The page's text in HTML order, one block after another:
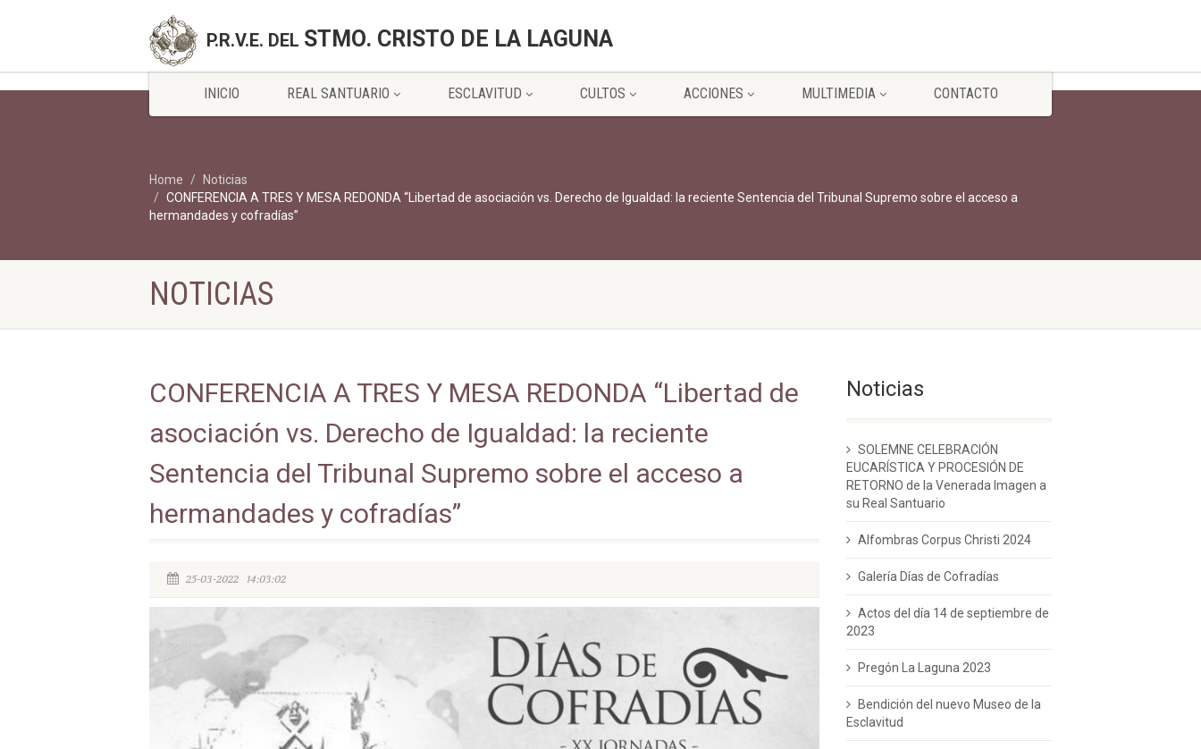
P.R.V.E. DEL STMO. CRISTO DE LA LAGUNA
INICIO REAL SANTUARIO ESCLAVITUD CULTOS ACCIONES MULTIMEDIA CONTACTO
Home
Noticias
CONFERENCIA A TRES Y MESA REDONDA “Libertad de asociación vs. Derecho de Igualdad: la reciente Sentencia del Tribunal Supremo sobre el acceso a
hermandades y cofradías”
NOTICIAS
CONFERENCIA A TRES Y MESA REDONDA “Libertad de
asociación vs. Derecho de Igualdad: la reciente
Sentencia del Tribunal Supremo sobre el acceso a
hermandades y cofradías”
25-03-2022 14:03:02
Noticias
SOLEMNE CELEBRACIÓN
EUCARÍSTICA Y PROCESIÓN DE
RETORNO de la Venerada Imagen a
su Real Santuario
Alfombras Corpus Christi 2024
Galería Días de Cofradías
Actos del día 14 de septiembre de
2023
Pregón La Laguna 2023
Bendición del nuevo Museo de la
Esclavitud